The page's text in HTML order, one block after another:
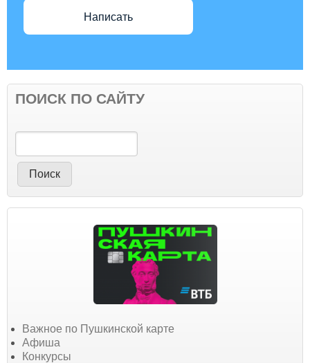
Написать
ПОИСК ПО САЙТУ
Поиск
Важное по Пушкинской карте
Афиша
Конкурсы